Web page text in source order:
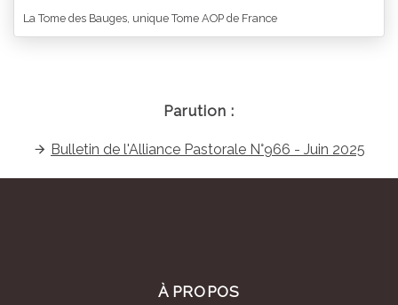
La Tome des Bauges, unique Tome AOP de France
Parution :
Bulletin de l'Alliance Pastorale N°966 - Juin 2025
À PROPOS